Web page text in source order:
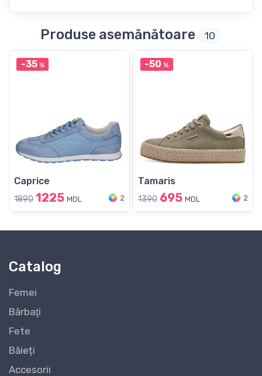
Produse asemănătoare 10
-35%
Caprice
1890 1225 MDL 2
-50 %
Tamaris
1390 695 MDL 2
Catalog
Femei
Bărbaţi
Fete
Băieți
Accesorii